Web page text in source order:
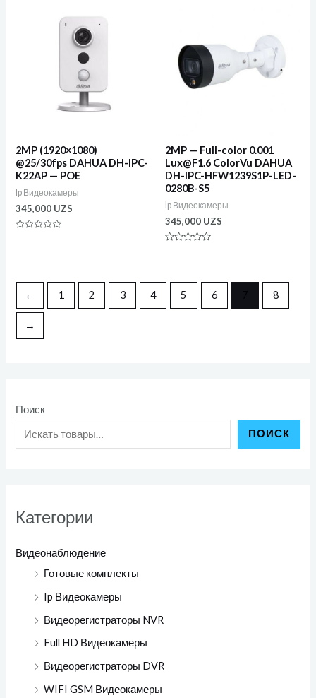
Поиск
ПОИСК
Категории
Видеонаблюдение
Готовые комплекты
Ip Видеокамеры
Видеорегистраторы NVR
Full HD Видеокамеры
Видеорегистраторы DVR
WIFI GSM Видеокамеры
2MP (1920×1080)
@25/30fps DAHUA DH-IPC-
K22AP — POE
Ip Видеокамеры
345,000 UZS
2MP — Full-color 0.001
Lux@F1.6 ColorVu DAHUA
DH-IPC-HFW1239S1P-LED-
0280B-S5
Ip Видеокамеры
345,000 UZS
← 1 2 3 4 5 6 7 8
→